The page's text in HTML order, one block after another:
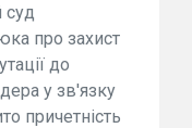
суд
про захист
до
у зв'язку
причетність